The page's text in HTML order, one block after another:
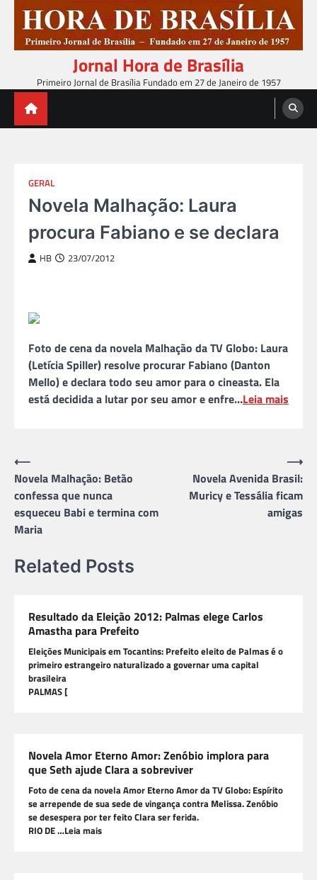
content
Jornal Hora de Brasília
Primeiro Jornal de Brasília Fundado em 27 de Janeiro de 1957
GERAL
Novela Malhação: Laura
procura Fabiano e se declara
HB 23/07/2012
Foto de cena da novela Malhação da TV Globo: Laura
(Letícia Spiller) resolve procurar Fabiano (Danton
Mello) e declara todo seu amor para o cineasta. Ela
está decidida a lutar por seu amor e enfre…Leia mais
Navegação
de
Post
⟵
Novela Malhação: Betão
confessa que nunca
esqueceu Babi e termina com
Maria
Novela Avenida Brasil:
Muricy e Tessália ficam
amigas
⟶
Related Posts
Resultado da Eleição 2012: Palmas elege Carlos
Amastha para Prefeito
Eleições Municipais em Tocantins: Prefeito eleito de Palmas é o
primeiro estrangeiro naturalizado a governar uma capital
brasileira
PALMAS [
Novela Amor Eterno Amor: Zenóbio implora para
que Seth ajude Clara a sobreviver
Foto de cena da novela Amor Eterno Amor da TV Globo: Espírito
se arrepende de sua sede de vingança contra Melissa. Zenóbio
se desespera por ter feito Clara ser ferida.
RIO DE …Leia mais